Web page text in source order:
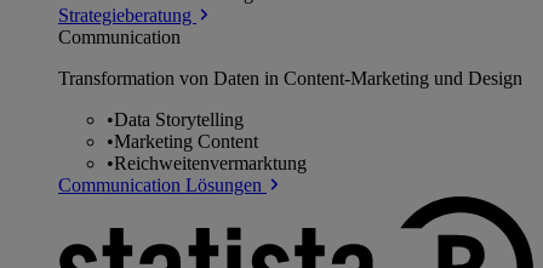
Strategieberatung
Communication
Transformation von Daten in Content-Marketing und Design
•Data Storytelling
•Marketing Content
•Reichweitenvermarktung
Communication Lösungen